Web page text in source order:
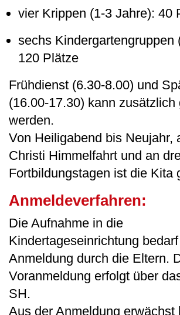
vier Krippen (1-3 Jahre): 40
sechs Kindergartengruppen
120 Plätze
Frühdienst (6.30-8.00) und
(16.00-17.30) kann zusätzlich
werden.
Von Heiligabend bis Neujahr,
Christi Himmelfahrt und an
Fortbildungstagen ist die Kita
Anmeldeverfahren:
Die Aufnahme in die
Kindertageseinrichtung
Anmeldung durch die Eltern.
Voranmeldung erfolgt über
SH.
Aus der Anmeldung erwächst